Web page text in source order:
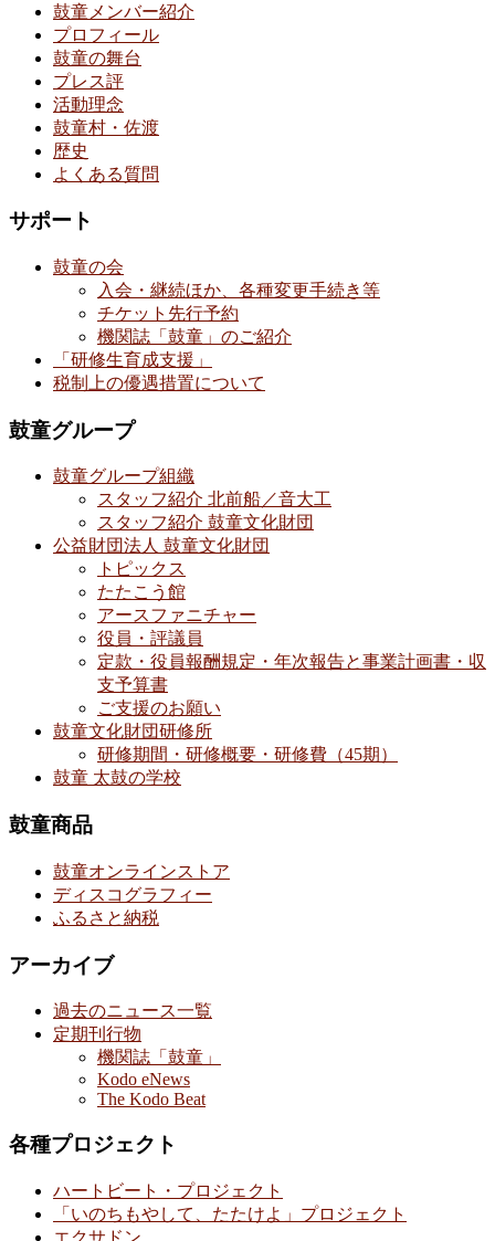
鼓童メンバー紹介
プロフィール
鼓童の舞台
プレス評
活動理念
鼓童村・佐渡
歴史
よくある質問
サポート
鼓童の会
入会・継続ほか、各種変更手続き等
チケット先行予約
機関誌「鼓童」のご紹介
「研修生育成支援」
税制上の優遇措置について
鼓童グループ
鼓童グループ組織
スタッフ紹介 北前船／音大工
スタッフ紹介 鼓童文化財団
公益財団法人 鼓童文化財団
トピックス
たたこう館
アースファニチャー
役員・評議員
定款・役員報酬規定・年次報告と事業計画書・収
支予算書
ご支援のお願い
鼓童文化財団研修所
研修期間・研修概要・研修費（45期）
鼓童 太鼓の学校
鼓童商品
鼓童オンラインストア
ディスコグラフィー
ふるさと納税
アーカイブ
過去のニュース一覧
定期刊行物
機関誌「鼓童」
Kodo eNews
The Kodo Beat
各種プロジェクト
ハートビート・プロジェクト
「いのちもやして、たたけよ」プロジェクト
エクサドン